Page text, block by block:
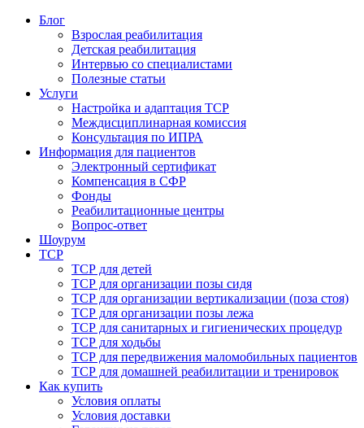
Блог
Взрослая реабилитация
Детская реабилитация
Интервью со специалистами
Полезные статьи
Услуги
Настройка и адаптация ТСР
Междисциплинарная комиссия
Консультация по ИПРА
Информация для пациентов
Электронный сертификат
Компенсация в СФР
Фонды
Реабилитационные центры
Вопрос-ответ
Шоурум
ТСР
ТСР для детей
ТСР для организации позы сидя
ТСР для организации вертикализации (поза стоя)
ТСР для организации позы лежа
ТСР для санитарных и гигиенических процедур
ТСР для ходьбы
ТСР для передвижения маломобильных пациентов
ТСР для домашней реабилитации и тренировок
Как купить
Условия оплаты
Условия доставки